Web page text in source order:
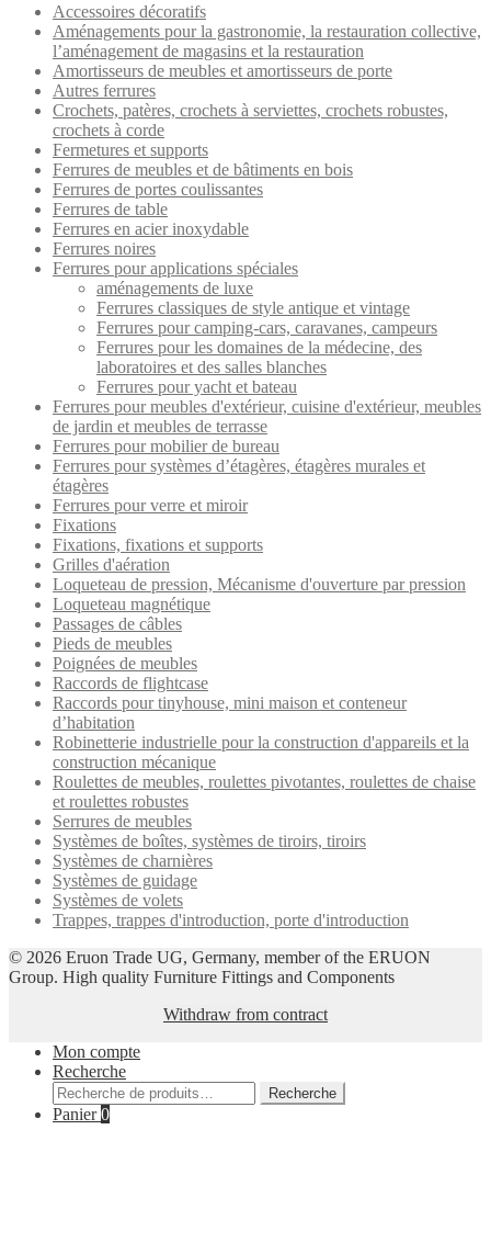
Accessoires décoratifs
Aménagements pour la gastronomie, la restauration collective,
l’aménagement de magasins et la restauration
Amortisseurs de meubles et amortisseurs de porte
Autres ferrures
Crochets, patères, crochets à serviettes, crochets robustes,
crochets à corde
Fermetures et supports
Ferrures de meubles et de bâtiments en bois
Ferrures de portes coulissantes
Ferrures de table
Ferrures en acier inoxydable
Ferrures noires
Ferrures pour applications spéciales
aménagements de luxe
Ferrures classiques de style antique et vintage
Ferrures pour camping-cars, caravanes, campeurs
Ferrures pour les domaines de la médecine, des
laboratoires et des salles blanches
Ferrures pour yacht et bateau
Ferrures pour meubles d'extérieur, cuisine d'extérieur, meubles
de jardin et meubles de terrasse
Ferrures pour mobilier de bureau
Ferrures pour systèmes d’étagères, étagères murales et
étagères
Ferrures pour verre et miroir
Fixations
Fixations, fixations et supports
Grilles d'aération
Loqueteau de pression, Mécanisme d'ouverture par pression
Loqueteau magnétique
Passages de câbles
Pieds de meubles
Poignées de meubles
Raccords de flightcase
Raccords pour tinyhouse, mini maison et conteneur
d’habitation
Robinetterie industrielle pour la construction d'appareils et la
construction mécanique
Roulettes de meubles, roulettes pivotantes, roulettes de chaise
et roulettes robustes
Serrures de meubles
Systèmes de boîtes, systèmes de tiroirs, tiroirs
Systèmes de charnières
Systèmes de guidage
Systèmes de volets
Trappes, trappes d'introduction, porte d'introduction
© 2026 Eruon Trade UG, Germany, member of the ERUON
Group. High quality Furniture Fittings and Components
Withdraw from contract
Mon compte
Recherche
Recherche
pour :
Recherche
Panier0